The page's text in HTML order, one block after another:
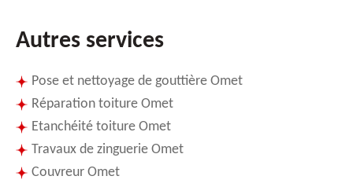
Autres services
Pose et nettoyage de gouttière Omet
Réparation toiture Omet
Etanchéité toiture Omet
Travaux de zinguerie Omet
Couvreur Omet